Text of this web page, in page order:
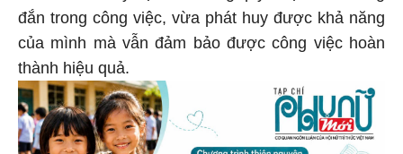
đắn trong công việc, vừa phát huy được khả năng
của mình mà vẫn đảm bảo được công việc hoàn
thành hiệu quả.